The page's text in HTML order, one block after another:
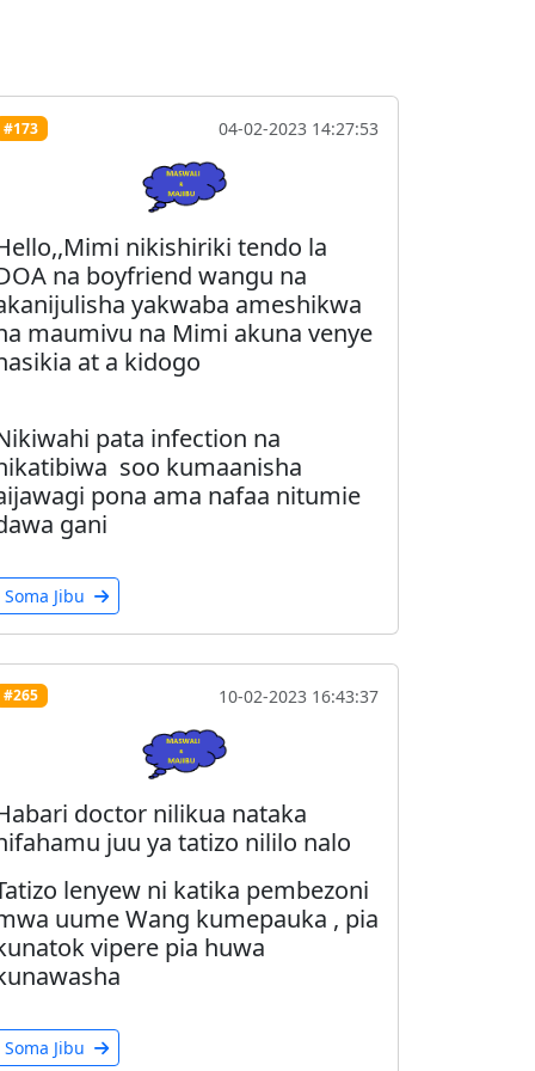
#173 04-02-2023 14:27:53
nikishiriki tendo la
na boyfriend wangu na
yakwaba ameshikwa
maumivu na Mimi akuna venye
at a kidogo
pata infection na
soo kumaanisha
pona ama nafaa nitumie
gani
Soma Jibu
#265 10-02-2023 16:43:37
doctor nilikua nataka
juu ya tatizo nililo nalo
lenyew ni katika pembezoni
uume Wang kumepauka , pia
vipere pia huwa
Soma Jibu